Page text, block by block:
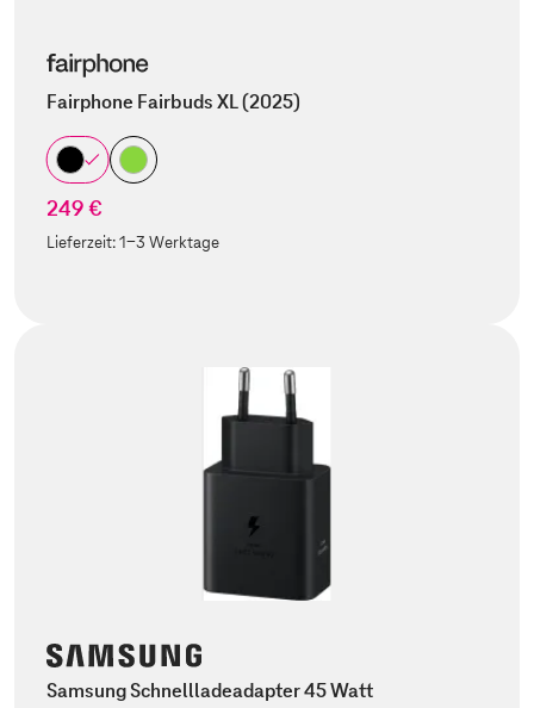
Fairphone Fairbuds XL (2025)
249 €
Lieferzeit:1-3 Werktage
Samsung Schnellladeadapter 45 Watt